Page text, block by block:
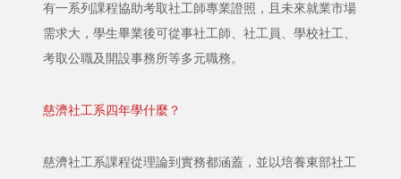
有一系列課程協助考取社工師專業證照，且未來就業市場
需求大，學生畢業後可從事社工師、社工員、學校社工、
考取公職及開設事務所等多元職務。
慈濟社工系四年學什麼？
慈濟社工系課程從理論到實務都涵蓋，並以培養東部社工